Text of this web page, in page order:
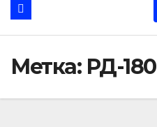
Метка: РД-180